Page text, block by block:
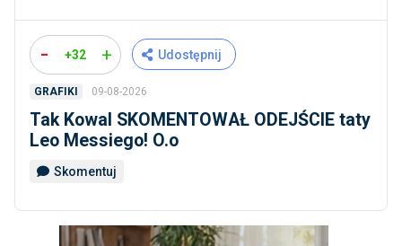
- +32 + Udostępnij
GRAFIKI 09-08-2026
Tak Kowal SKOMENTOWAŁ ODEJŚCIE taty
Leo Messiego! O.o
Skomentuj